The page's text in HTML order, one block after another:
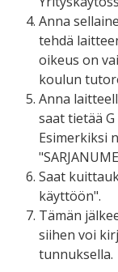
Anna
tehdä
oikeus on
koulun
Anna
saat tietää
Esimerkiksi
Saat
käyttöön".
Tämän
siihen voi
tunnuksella.